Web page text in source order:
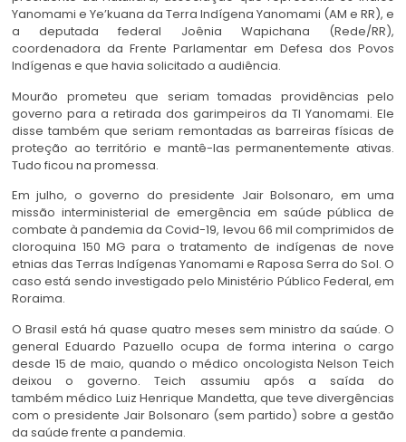
Yanomami e Ye’kuana da Terra Indígena Yanomami (AM e RR), e
a deputada federal Joênia Wapichana (Rede/RR),
coordenadora da Frente Parlamentar em Defesa dos Povos
Indígenas e que havia solicitado a audiência.
Mourão prometeu que seriam tomadas providências pelo
governo para a retirada dos garimpeiros da TI Yanomami. Ele
disse também que seriam remontadas as barreiras físicas de
proteção ao território e mantê-las permanentemente ativas.
Tudo ficou na promessa.
Em julho, o governo do presidente Jair Bolsonaro, em uma
missão interministerial de emergência em saúde pública de
combate à pandemia da Covid-19, levou 66 mil comprimidos de
cloroquina 150 MG para o tratamento de indígenas de nove
etnias das Terras Indígenas Yanomami e Raposa Serra do Sol. O
caso está sendo investigado pelo Ministério Público Federal, em
Roraima.
O Brasil está há quase quatro meses sem ministro da saúde. O
general Eduardo Pazuello ocupa de forma interina o cargo
desde 15 de maio, quando o médico oncologista Nelson Teich
deixou o governo. Teich assumiu após a saída do
também médico Luiz Henrique Mandetta, que teve divergências
com o presidente Jair Bolsonaro (sem partido) sobre a gestão
da saúde frente a pandemia.